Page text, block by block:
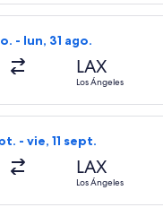
- lun, 31 ago.
LAX
Los Ángeles
vuelo de Frontier
- vie, 11 sept.
LAX
Los Ángeles
vuelo de Southwest